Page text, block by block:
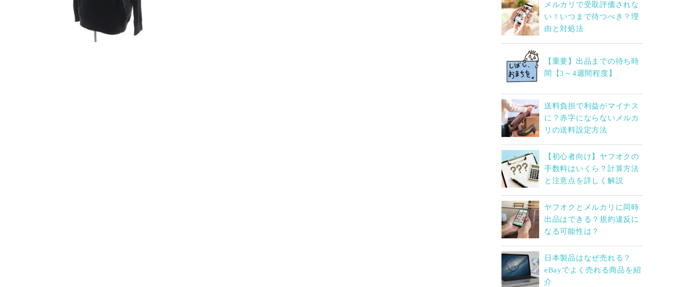
メルカリで受取評価されな
い！いつまで待つべき？理
由と対処法
【重要】出品までの待ち時
間【3～4週間程度】
送料負担で利益がマイナス
に？赤字にならないメルカ
リの送料設定方法
【初心者向け】ヤフオクの
手数料はいくら？計算方法
と注意点を詳しく解説
ヤフオクとメルカリに同時
出品はできる？規約違反に
なる可能性は？
日本製品はなぜ売れる？
eBayでよく売れる商品を紹
介